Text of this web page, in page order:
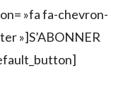
»fa fa-chevron-
»]S’ABONNER